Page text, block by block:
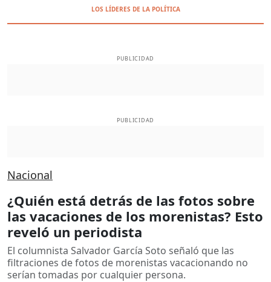
LOS LÍDERES DE LA POLÍTICA
PUBLICIDAD
PUBLICIDAD
Nacional
¿Quién está detrás de las fotos sobre
las vacaciones de los morenistas? Esto
reveló un periodista
El columnista Salvador García Soto señaló que las
filtraciones de fotos de morenistas vacacionando no
serían tomadas por cualquier persona.